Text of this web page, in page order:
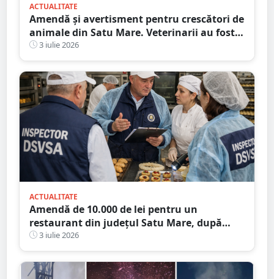
ACTUALITATE
Amendă și avertisment pentru crescători de
animale din Satu Mare. Veterinarii au fost
în control
3 iulie 2026
ACTUALITATE
Amendă de 10.000 de lei pentru un
restaurant din județul Satu Mare, după
verificările DSVSA
3 iulie 2026